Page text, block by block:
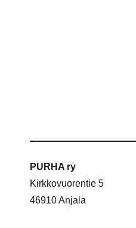
PURHA ry
Kirkkovuorentie 5
46910 Anjala